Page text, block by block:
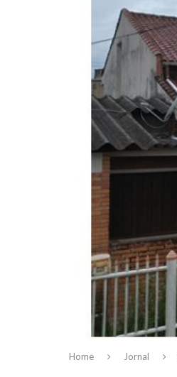
Home Jornal